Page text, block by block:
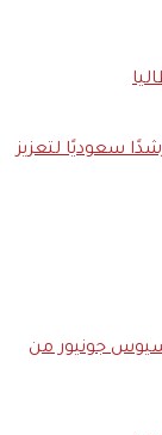
ومرشدًا سعوديًا لتعزيز
جونيور من